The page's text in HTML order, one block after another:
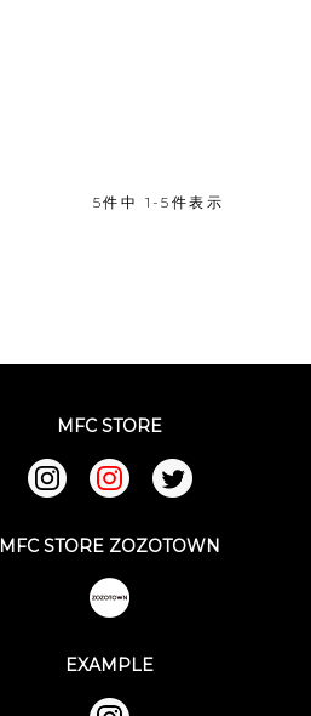
5件中 1 -5 件表示
MFC STORE
MFC STORE ZOZOTOWN
EXAMPLE